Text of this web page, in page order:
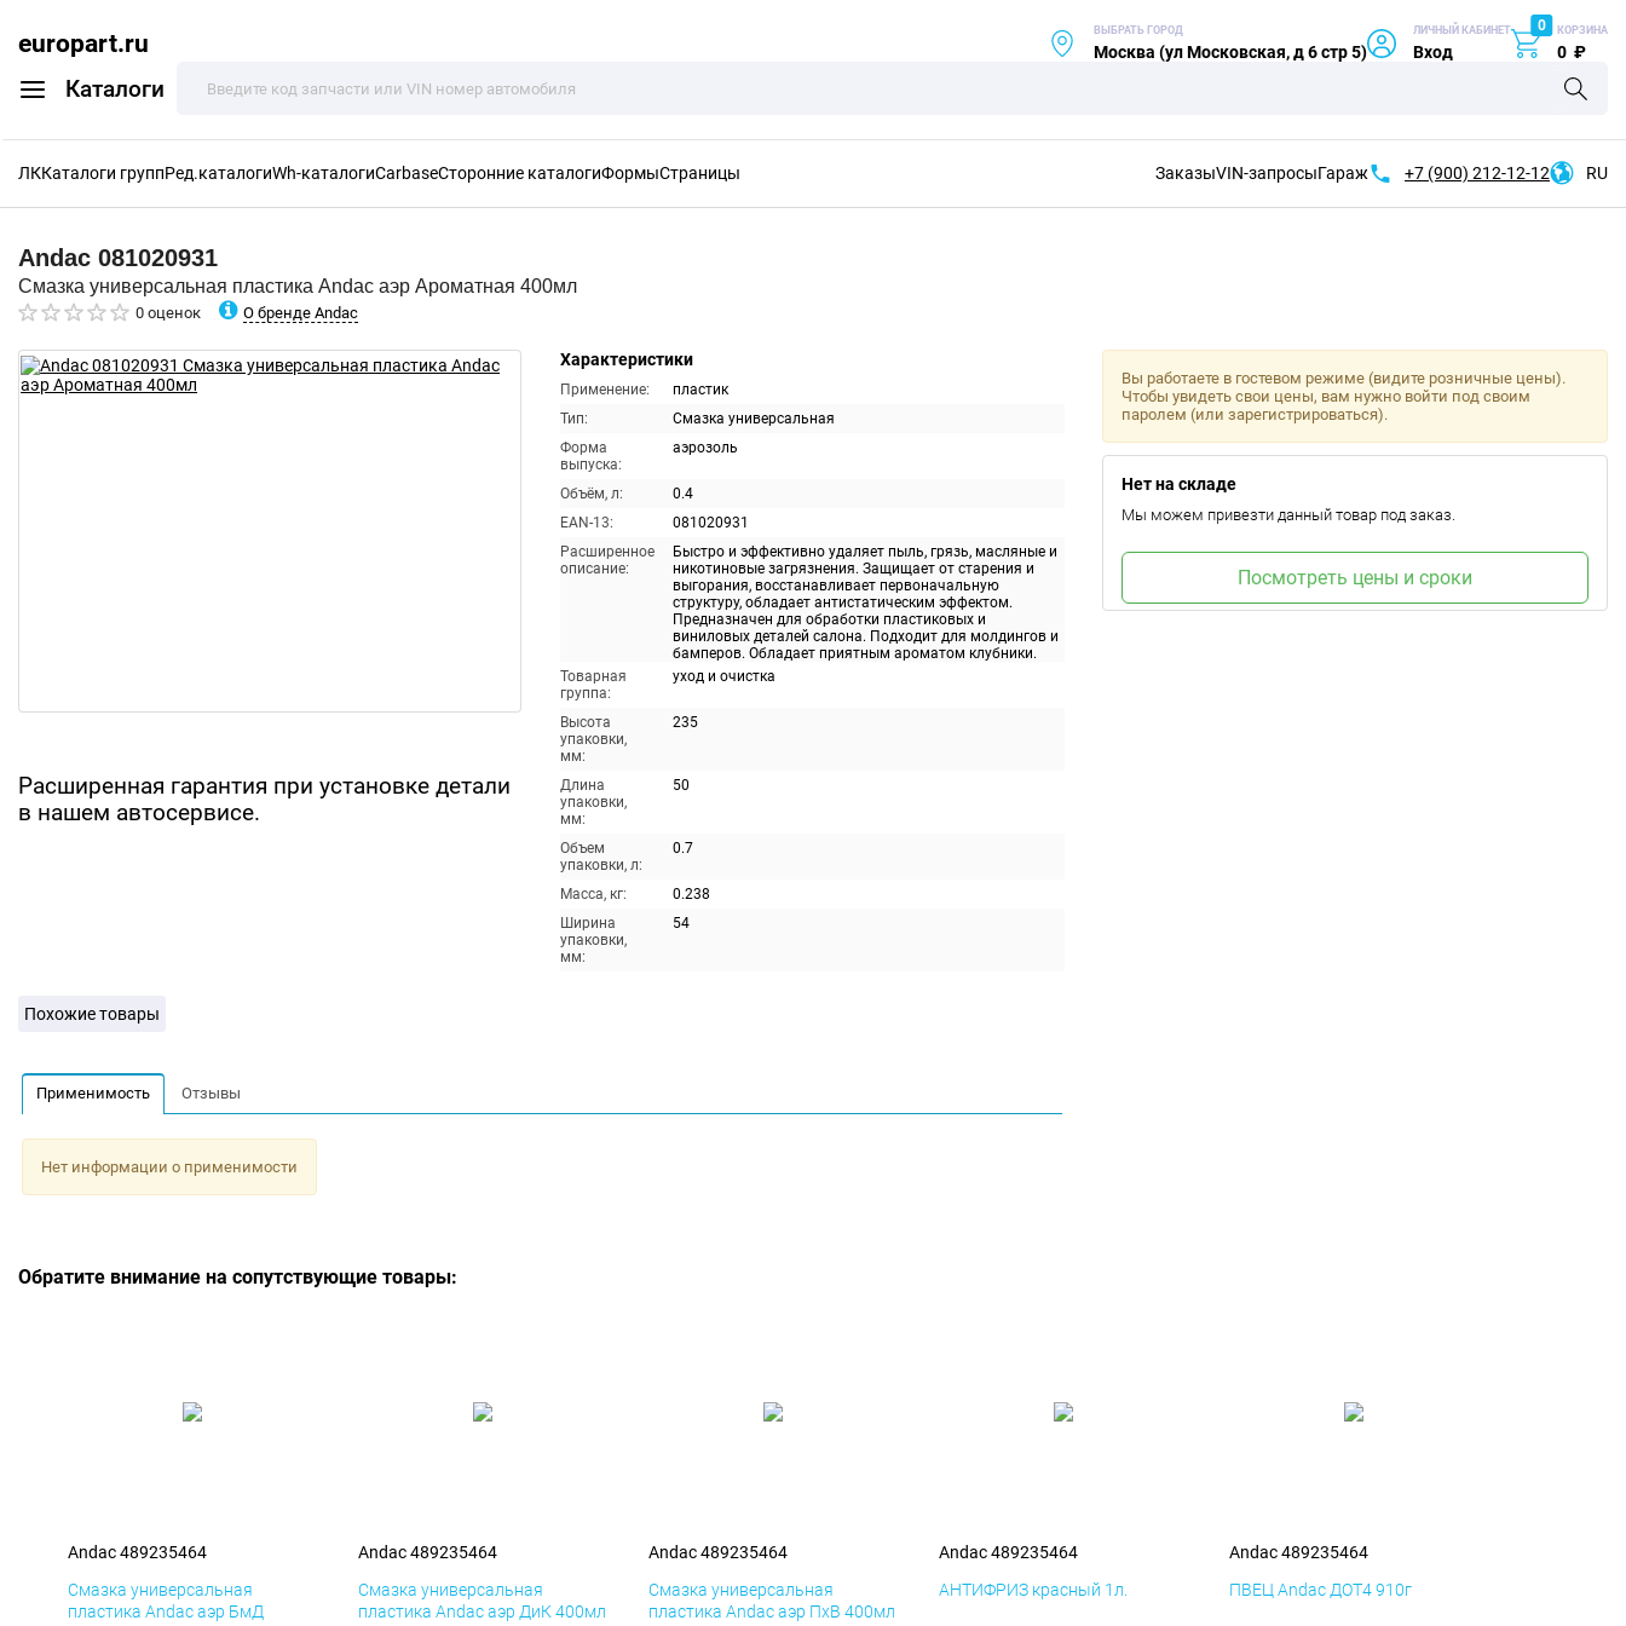
europart.ru
Каталоги
ВЫБРАТЬ ГОРОД
Москва (ул Московская, д 6 стр 5)
ЛИЧНЫЙ КАБИНЕТ
Вход
0 КОРЗИНА
0 ₽
ЛККаталоги группРед.каталогиWh-каталогиCarbaseСторонние каталогиФормыСтраницы ЗаказыVIN-запросыГараж +7 (900) 212-12-12 RU
Andac 081020931
Смазка универсальная пластика Andac аэр Ароматная 400мл
0 оценок О бренде Andac
Расширенная гарантия при установке детали
в нашем автосервисе.
Характеристики
Применение:
пластик
Тип:
Смазка универсальная
Форма
выпуска:
аэрозоль
Объём, л:
0.4
EAN-13:
081020931
Расширенное
описание:
Быстро и эффективно удаляет пыль, грязь, масляные и
никотиновые загрязнения. Защищает от старения и
выгорания, восстанавливает первоначальную
структуру, обладает антистатическим эффектом.
Предназначен для обработки пластиковых и
виниловых деталей салона. Подходит для молдингов и
бамперов. Обладает приятным ароматом клубники.
Товарная
группа:
уход и очистка
Высота
упаковки,
мм:
235
Длина
упаковки,
мм:
50
Объем
упаковки, л:
0.7
Масса, кг:
0.238
Ширина
упаковки,
мм:
54
Вы работаете в гостевом режиме (видите розничные цены).
Чтобы увидеть свои цены, вам нужно войти под своим
паролем (или зарегистрироваться).
Нет на складе
Мы можем привезти данный товар под заказ.
Посмотреть цены и сроки
Похожие товары
Применимость Отзывы
Нет информации о применимости
Обратите внимание на сопутствующие товары:
Andac 489235464
Смазка универсальная
пластика Andac аэр БмД
Andac 489235464
Смазка универсальная
пластика Andac аэр ДиК 400мл
Andac 489235464
Смазка универсальная
пластика Andac аэр ПхВ 400мл
Andac 489235464
АНТИФРИЗ красный 1л.
Andac 489235464
ПВЕЦ Andac ДОТ4 910г